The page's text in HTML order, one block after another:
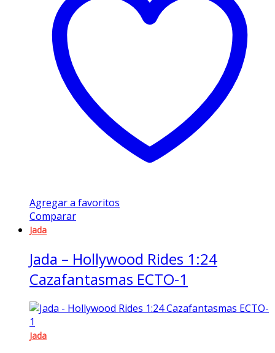
Agregar a favoritos
Comparar
Jada
Jada – Hollywood Rides 1:24
Cazafantasmas ECTO-1
Jada